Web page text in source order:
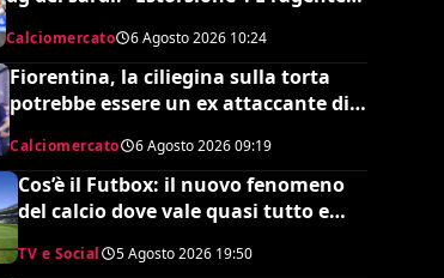
risponde in maniera durissima
Calciomercato 6 Agosto 2026 10:24
Fiorentina, la ciliegina sulla torta
potrebbe essere un ex attaccante di
Calciomercato 6 Agosto 202609:19
Cos’è il Futbox: il nuovo fenomeno
del calcio dove vale quasi tutto e
TV e Social 5 Agosto 2026 19:50